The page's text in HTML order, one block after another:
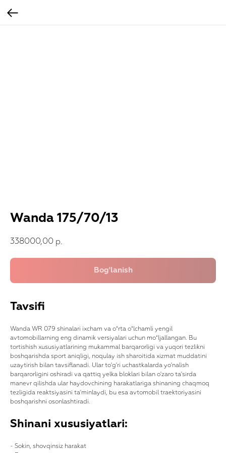
Wanda 175/70/13
338000,00 р.
Tavsifi
Wanda WR 079 shinalari ixcham va oʻrta oʻlchamli yengil
avtomobillarning eng dinamik versiyalari uchun moʻljallangan. Bu
tortishish xususiyatlarining mukammal barqarorligi va yuqori tezlikni
boshqarishda sport aniqligi, noqulay ish sharoitida xizmat muddatini
uzaytirish bilan tavsiflanadi. Ular to'g'ri uchastkalarda yo'nalish
barqarorligini oshiradi va qattiq yelka bloklari bilan o'zaro ta'sirda
manevr qilishda ular haydovchining harakatlariga shinaning chaqmoq
tezligida reaktsiyasini ta'minlaydi, bu esa avtomobil traektoriyasini
boshqarishni osonlashtiradi.
Shinani xususiyatlari:
- Sokin, shovqinsiz harakat